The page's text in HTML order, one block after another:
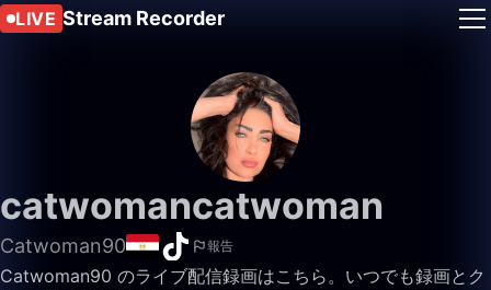
LIVE Stream Recorder
catwomancatwoman
Catwoman90 報告
Catwoman90 のライブ配信録画はこちら。いつでも録画とク